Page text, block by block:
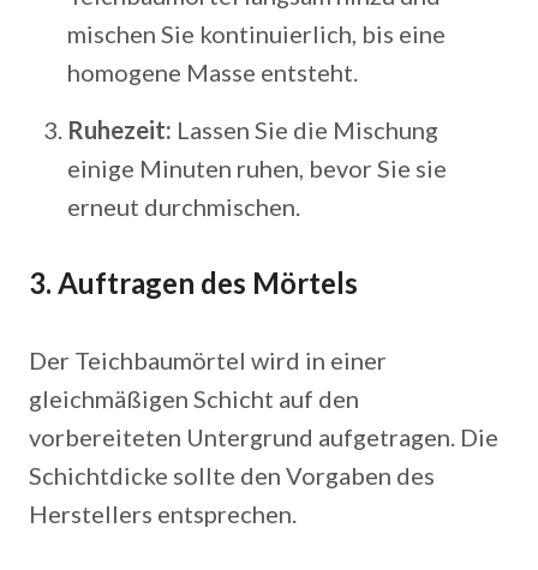
mischen Sie kontinuierlich, bis eine
homogene Masse entsteht.
Ruhezeit: Lassen Sie die Mischung
einige Minuten ruhen, bevor Sie sie
erneut durchmischen.
3. Auftragen des Mörtels
Der Teichbaumörtel wird in einer
gleichmäßigen Schicht auf den
vorbereiteten Untergrund aufgetragen. Die
Schichtdicke sollte den Vorgaben des
Herstellers entsprechen.